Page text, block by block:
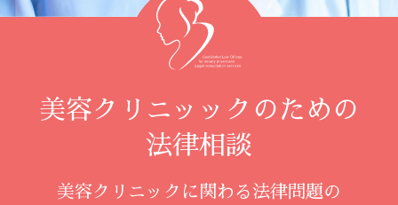
美容クリニッックのための
法律相談
美容クリニックに関わる法律問題の